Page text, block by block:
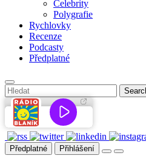
Celebrity
Polygrafie
Rychlovky
Recenze
Podcasty
Předplatné
Předplatné Přihlášení